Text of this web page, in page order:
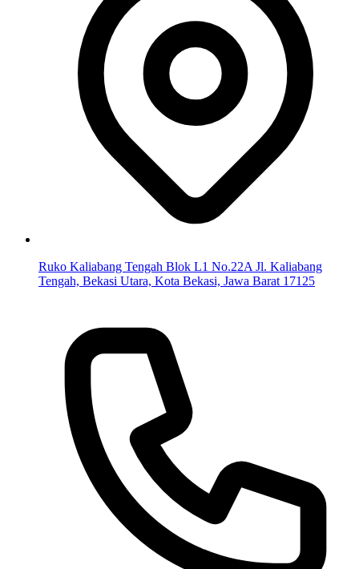
Ruko Kaliabang Tengah Blok L1 No.22A Jl. Kaliabang
Tengah, Bekasi Utara, Kota Bekasi, Jawa Barat 17125